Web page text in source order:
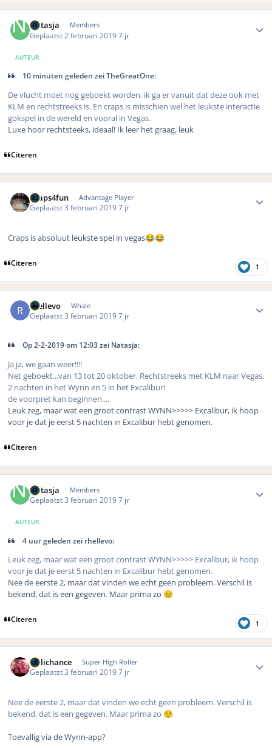
Natasja Members
Geplaatst 2 februari 20197 jr
AUTEUR
10 minuten geleden zei TheGreatOne:
De vlucht moet nog geboekt worden, ik ga er vanuit dat deze ook met
KLM en rechtstreeks is. En craps is misschien wel het leukste interactie
gokspel in de wereld en vooral in Vegas.
Luxe hoor rechtsteeks, ideaal! Ik leer het graag, leuk
Citeren
Craps4fun Advantage Player
Geplaatst 3 februari 20197 jr
Craps is absoluut leukste spel in vegas😂😂
Citeren 1
rhellevo Whale
Geplaatst 3 februari 20197 jr
Op 2-2-2019 om 12:03 zei Natasja:
Ja ja, we gaan weer!!!!
Net geboekt...van 13 tot 20 oktober. Rechtstreeks met KLM naar Vegas.
2 nachten in het Wynn en 5 in het Excalibur!
de voorpret kan beginnen....
Leuk zeg, maar wat een groot contrast WYNN>>>>> Excalibur, ik hoop
voor je dat je eerst 5 nachten in Excalibur hebt genomen.
Citeren
Natasja Members
Geplaatst 3 februari 20197 jr
AUTEUR
4 uur geleden zei rhellevo:
Leuk zeg, maar wat een groot contrast WYNN>>>>> Excalibur, ik hoop
voor je dat je eerst 5 nachten in Excalibur hebt genomen.
Nee de eerste 2, maar dat vinden we echt geen probleem. Verschil is
bekend, dat is een gegeven. Maar prima zo 😊
Citeren 1
Hillichance Super High Roller
Geplaatst3 februari 20197 jr
Nee de eerste 2, maar dat vinden we echt geen probleem. Verschil is
bekend, dat is een gegeven. Maar prima zo ☺️
Toevallig via de Wynn-app?